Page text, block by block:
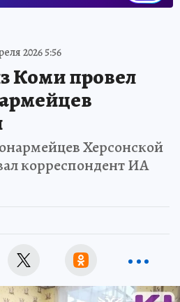
2026 5:56
Коми провел
Херсонской
корреспондент ИА